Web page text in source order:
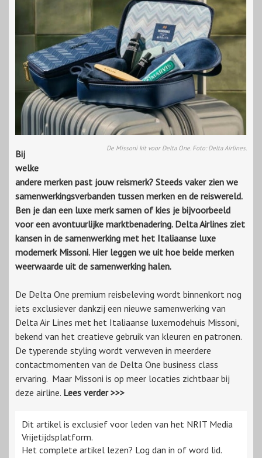
De Missoni kit voor Delta One. Foto: Delta Airlines.
Bij
welke
andere merken past jouw reismerk? Steeds vaker zien we
samenwerkingsverbanden tussen merken en de reiswereld.
Ben je dan een luxe merk samen of kies je bijvoorbeeld
voor een avontuurlijke marktbenadering. Delta Airlines ziet
kansen in de samenwerking met het Italiaanse luxe
modemerk Missoni. Hier leggen we uit hoe beide merken
weerwaarde uit de samenwerking halen.
De Delta One premium reisbeleving wordt binnenkort nog
iets exclusiever dankzij een nieuwe samenwerking van
Delta Air Lines met het Italiaanse luxemodehuis Missoni,
bekend van het creatieve gebruik van kleuren en patronen.
De typerende styling wordt verweven in meerdere
contactmomenten van de Delta One business class
ervaring. Maar Missoni is op meer locaties zichtbaar bij
deze airline. Lees verder >>>
Dit artikel is exclusief voor leden van het NRIT Media
Vrijetijdsplatform.
Het complete artikel lezen? Log dan in of word lid.